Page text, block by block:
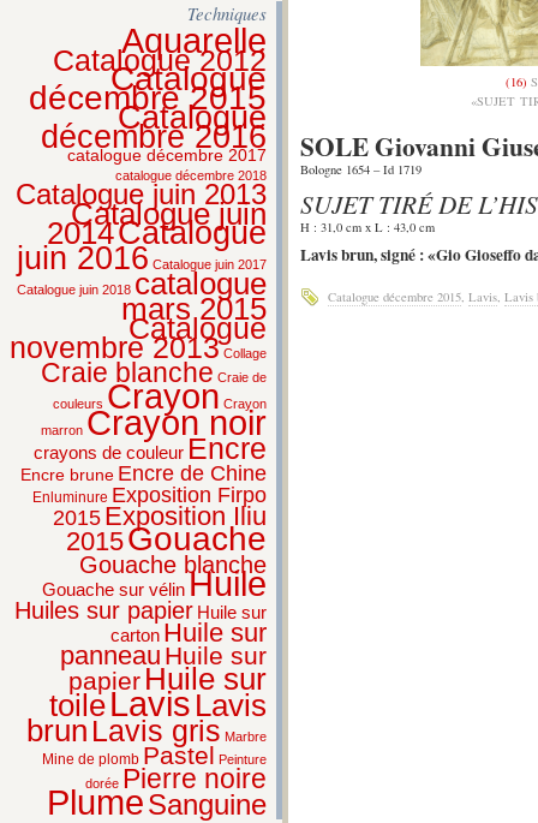
Techniques
Aquarelle
Catalogue 2012
Catalogue
décembre 2015
Catalogue
décembre 2016
catalogue décembre 2017
catalogue décembre 2018
Catalogue juin 2013
Catalogue juin
2014Catalogue
juin 2016 Catalogue juin 2017
Catalogue juin 2018 catalogue
mars 2015
Catalogue
novembre 2013 Collage
Craie blanche Craie de
couleurs Crayon Crayon
marron Crayon noir
crayons de couleur Encre
Encre brune Encre de Chine
Enluminure Exposition Firpo
2015 Exposition Iliu
2015Gouache
Gouache blanche
Gouache sur vélinHuile
Huiles sur papier Huile sur
carton Huile sur
panneau Huile sur
papier Huile sur
toileLavis Lavis
brun Lavis gris Marbre
Mine de plomb Pastel Peinture
dorée Pierre noire
PlumeSanguine
(16)
«SUJET
SOLE Giovanni
Bologne 1654 – Id 1719
SUJET TIRÉ DE
H : 31,0 cm x L : 43,0 cm
Lavis brun, signé : «Gio Gioseffo
Catalogue décembre 2015 Lavis Lavis